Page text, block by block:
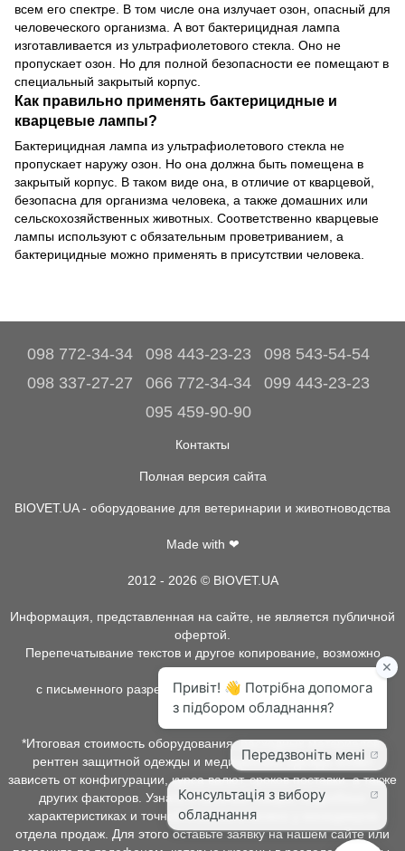
всем его спектре. В том числе она излучает озон, опасный для
человеческого организма. А вот бактерицидная лампа
изготавливается из ультрафиолетового стекла. Оно не
пропускает озон. Но для полной безопасности ее помещают в
специальный закрытый корпус.
Как правильно применять бактерицидные и
кварцевые лампы?
Бактерицидная лампа из ультрафиолетового стекла не
пропускает наружу озон. Но она должна быть помещена в
закрытый корпус. В таком виде она, в отличие от кварцевой,
безопасна для организма человека, а также домашних или
сельскохозяйственных животных. Соответственно кварцевые
лампы используют с обязательным проветриванием, а
бактерицидные можно применять в присутствии человека.
098 772-34-34 098 443-23-23
098 543-54-54
098 337-27-27
066 772-34-34
099 443-23-23
095 459-90-90
Контакты
Полная версия сайта
BIOVET.UA - оборудование для ветеринарии и животноводства
Made with ❤
2012 - 2026 © BIOVET.UA
Информация, представленная на сайте, не является публичной
офертой.
Перепечатывание текстов и другое копирование, возможно
только
с письменного разрешения администрации BIOVET.UA.
*Итоговая стоимость оборудования, расходных материалов,
рентген защитной одежды и медицинской одежды может
зависеть от конфигурации, курса валют, сроков поставки, а также
других факторов. Узнать о наличии товара, подробных
характеристиках и точной стоимости можно у менеджеров
отдела продаж. Для этого оставьте заявку на нашем сайте или